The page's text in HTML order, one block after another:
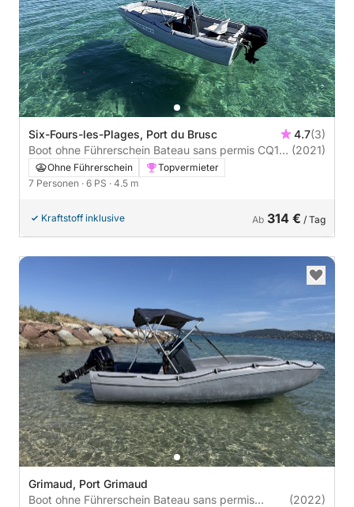
Six-Fours-les-Plages, Port du Brusc 4.7(3)
Boot ohne Führerschein Bateau sans permis CQ15
6PS
(2021)
Ohne Führerschein
Topvermieter
7 Personen · 6 PS · 4.5 m
Kraftstoff inklusive Ab 314 € / Tag
Grimaud, Port Grimaud
Boot ohne Führerschein Bateau sans permis
(2022)